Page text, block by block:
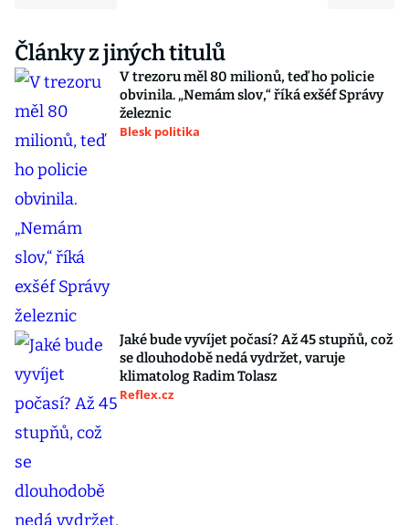
Články z jiných titulů
V trezoru měl 80 milionů, teď ho policie
obvinila. „Nemám slov,“ říká exšéf Správy
železnic
Blesk politika
Jaké bude vyvíjet počasí? Až 45 stupňů, což
se dlouhodobě nedá vydržet, varuje
klimatolog Radim Tolasz
Reflex.cz